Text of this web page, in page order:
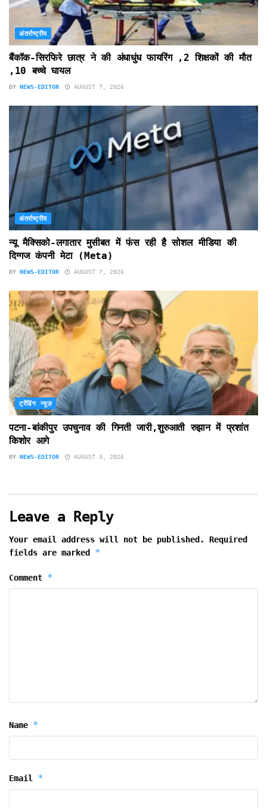
अंतर्राष्ट्रीय
बैंकॉक-सिरफिरे छात्र ने की अंधाधुंध फायरिंग ,2 शिक्षकों की मौत
,10 बच्चे घायल
BY NEWS-EDITOR AUGUST 7, 2026
अंतर्राष्ट्रीय
न्यू मैक्सिको-लगातार मुसीबत में फंस रही है सोशल मीडिया की
दिग्गज कंपनी मेटा (Meta)
BY NEWS-EDITOR AUGUST 7, 2026
ट्रेंडिंग न्यूज़
पटना-बांकीपुर उपचुनाव की गिनती जारी,शुरुआती रुझान में प्रशांत
किशोर आगे
BY NEWS-EDITOR AUGUST 3, 2026
Leave a Reply
Your email address will not be published.
Required
fields are marked *
Comment *
Name *
Email *